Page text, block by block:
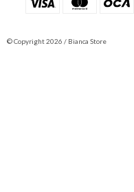
© Copyright 2026 / Bianca Store